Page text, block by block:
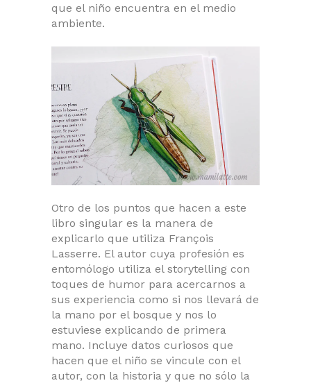
que el niño encuentra en el medio
ambiente.
Otro de los puntos que hacen a este
libro singular es la manera de
explicarlo que utiliza François
Lasserre. El autor cuya profesión es
entomólogo utiliza el storytelling con
toques de humor para acercarnos a
sus experiencia como si nos llevará de
la mano por el bosque y nos lo
estuviese explicando de primera
mano. Incluye datos curiosos que
hacen que el niño se vincule con el
autor, con la historia y que no sólo la